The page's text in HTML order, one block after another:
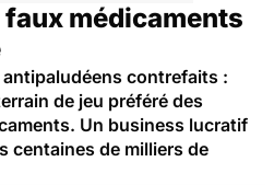
médicaments
contrefaits :
de jeu préféré des
Un business lucratif
centaines de milliers de